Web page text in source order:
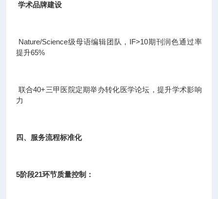
学术品牌建设
Nature/Science级母语编辑团队，IF>10期刊润色通过率
提升65%
联合40+三甲医院定期举办转化医学论坛，提升学术影响
力
四、服务流程标准化
5阶段21环节质量控制：